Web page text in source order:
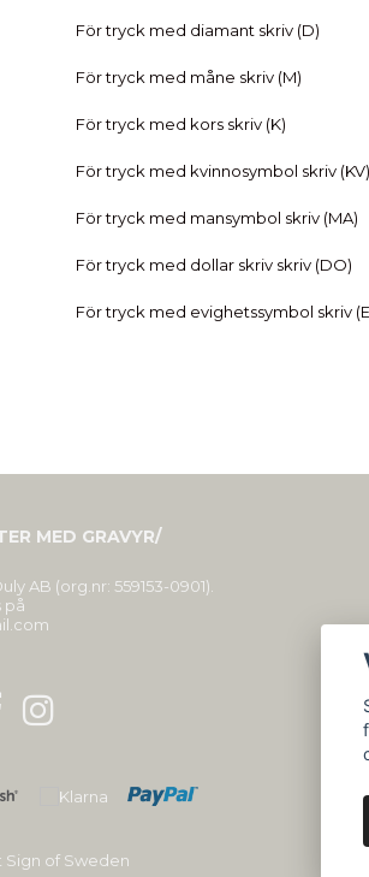
För tryck med diamant skriv (D)
För tryck med måne skriv (M)
För tryck med kors skriv (K)
För tryck med kvinnosymbol skriv (KV)
För tryck med mansymbol skriv (MA)
För tryck med dollar skriv skriv (DO)
För tryck med evighetssymbol skriv
MED GRAVYR/
AB (org.nr: 559153-0901).
på
of Sweden